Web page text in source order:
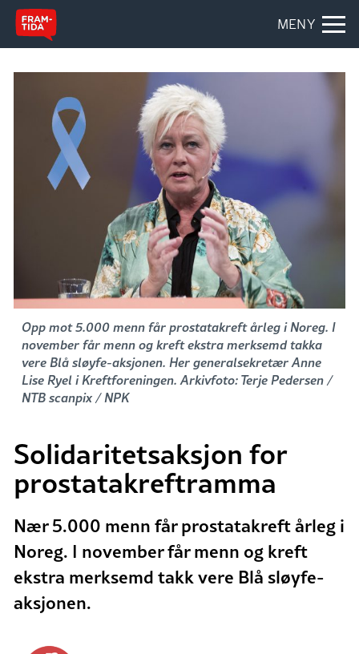
MENY
Opp mot 5.000 menn får prostatakreft årleg i Noreg. I
november får menn og kreft ekstra merksemd takka
vere Blå sløyfe-aksjonen. Her generalsekretær Anne
Lise Ryel i Kreftforeningen. Arkivfoto: Terje Pedersen /
NTB scanpix / NPK
Solidaritetsaksjon for
prostatakreftramma
Nær 5.000 menn får prostatakreft årleg i
Noreg. I november får menn og kreft
ekstra merksemd takk vere Blå sløyfe-
aksjonen.